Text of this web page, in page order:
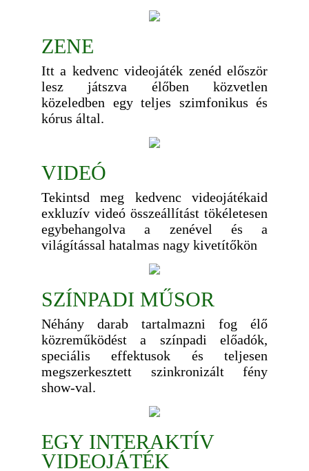
ZENE
Itt a kedvenc videojáték zenéd először
lesz játszva élőben közvetlen
közeledben egy teljes szimfonikus és
kórus által.
VIDEÓ
Tekintsd meg kedvenc videojátékaid
exkluzív videó összeállítást tökéletesen
egybehangolva a zenével és a
világítással hatalmas nagy kivetítőkön
SZÍNPADI MŰSOR
Néhány darab tartalmazni fog élő
közreműködést a színpadi előadók,
speciális effektusok és teljesen
megszerkesztett szinkronizált fény
show-val.
EGY INTERAKTÍV
VIDEOJÁTÉK